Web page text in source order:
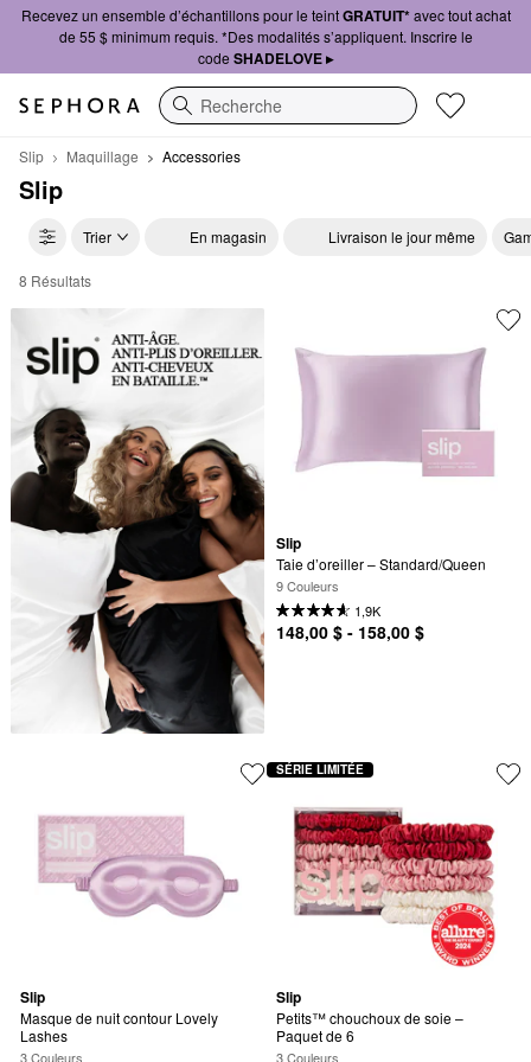
Recevez un ensemble d’échantillons pour le teintGRATUIT*avec tout achat
de 55 $ minimum requis. *Des modalités s’appliquent. Inscrire le
code SHADELOVE ▸
Recherche
Slip Maquillage Accessories
Slip
Trier En magasin Livraison le jour même
Slip Accessories
8 Résultats
Slip
Taie d’oreiller – Standard/Queen
9 Couleurs
1,9K
148,00 $ - 158,00 $
Slip
Masque de nuit contour Lovely
Lashes
3 Couleurs
Slip
Petits™ chouchoux de soie –
Paquet de 6
3 Couleurs
SÉRIE LIMITÉE